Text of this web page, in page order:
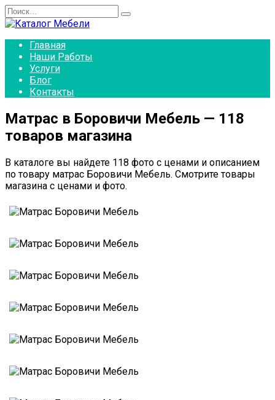
Перейти
к
Search
for:
Главная
Наши Работы
Услуги
Блог
Контакты
Матрас в Боровичи Мебель — 118
товаров магазина
В каталоге вы найдете 118 фото с ценами и описанием
по товару матрас Боровичи Мебель. Смотрите товары
магазина с ценами и фото.